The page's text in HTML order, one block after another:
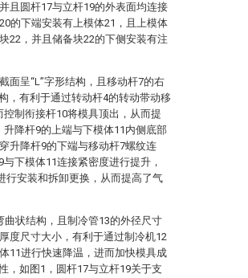
且圆杆17与立杆19的外表面均连接
的下端安装有上模体21，且上模体
22，并且储备块22的下侧安装有注
面呈“L”字形结构，且移动杆7的右
，有利于通过转动杆4的转动带动移
制衔接杆10将模具顶出，从而提
降杆9的上端与下模体11内侧底部
升降杆9的下端与移动杆7螺纹连
下模体11连接紧密度进行提升，
行安装和拆卸更换，从而提高了气
曲状结构，且制冷管13的外径尺寸
度尺寸大小，有利于通过制冷机12
11进行快速降温，进而加快模具成
，如图1，圆杆17与立杆19关于支